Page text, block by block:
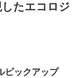
たエコロジ
ピックアップ